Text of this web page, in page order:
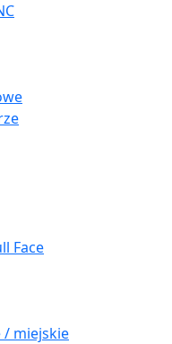
Face
/ miejskie